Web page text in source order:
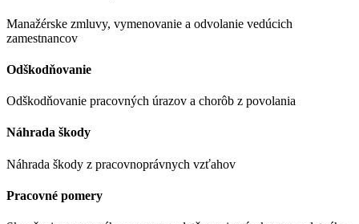
Manažérske zmluvy, vymenovanie a odvolanie vedúcich
zamestnancov
Odškodňovanie
Odškodňovanie pracovných úrazov a chorôb z povolania
Náhrada škody
Náhrada škody z pracovnoprávnych vzťahov
Pracovné pomery